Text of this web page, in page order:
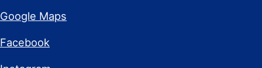
Google Maps
Facebook